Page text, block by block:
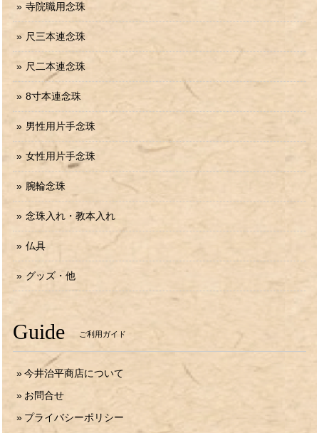
寺院職用念珠
尺三本連念珠
尺二本連念珠
8寸本連念珠
男性用片手念珠
女性用片手念珠
腕輪念珠
念珠入れ・教本入れ
仏具
グッズ・他
Guide ご利用ガイド
今井治平商店について
お問合せ
プライバシーポリシー